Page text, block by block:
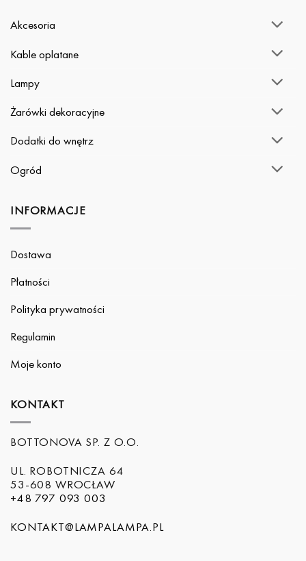
Akcesoria
Kable oplatane
Lampy
Żarówki dekoracyjne
Dodatki do wnętrz
Ogród
INFORMACJE
Dostawa
Płatności
Polityka prywatności
Regulamin
Moje konto
KONTAKT
BOTTONOVA SP. Z O.O.
UL. ROBOTNICZA 64
53-608 WROCŁAW
+48 797 093 003
KONTAKT@LAMPALAMPA.PL